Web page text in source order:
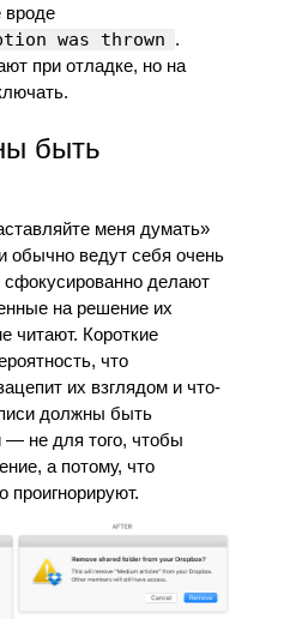
вроде
was thrown .
при отладке, но на
быть
меня думать»
обычно ведут себя очень
делают
на решение их
читают. Короткие
что
их взглядом и что-
должны быть
— не для того, чтобы
а потому, что
проигнорируют.